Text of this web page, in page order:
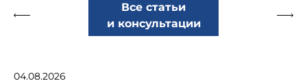
Все статьи
и консультации
04.08.2026